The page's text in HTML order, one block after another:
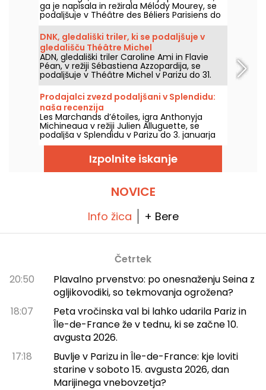
ga je napisala in režirala Mélody Mourey, se
podaljšuje v Théâtre des Béliers Parisiens do
31. decembra 2026.
DNK, gledališki triler, ki se podaljšuje v
gledališču Théâtre Michel
ADN, gledališki triler Caroline Ami in Flavie
Péan, v režiji Sébastiena Azzopardija, se
podaljšuje v Théâtre Michel v Parizu do 31.
decembra 2026. Naša kritika.
Prodajalci zvezd podaljšani v Splendidu:
naša recenzija
Les Marchands d’étoiles, igra Anthonyja
Michineaua v režiji Julien Alluguette, se
podaljša v Splendidu v Parizu do 3. januarja
2027. Naša kritika.
Izpolnite iskanje
NOVICE
Info žica + Bere
Četrtek
20:50
Plavalno prvenstvo: po onesnaženju Seina z
ogljikovodiki, so tekmovanja ogrožena?
18:07
Peta vročinska val bi lahko udarila Pariz in
Île-de-France že v tednu, ki se začne 10.
avgusta 2026.
17:18
Buvlje v Parizu in Île-de-France: kje loviti
starine v soboto 15. avgusta 2026, dan
Marijinega vnebovzetja?